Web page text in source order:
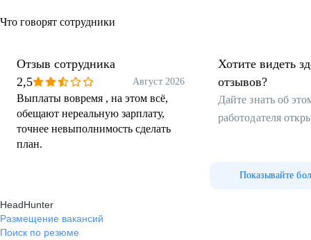
Что говорят сотрудники
Отзыв сотрудника
2,5
Август 2026
Выплаты вовремя , на этом всё,
обещают нереальную зарплату,
точнее невыполнимость сделать
план.
Хотите видеть
отзывов?
Дайте знать об
работодателя
Показывайте
HeadHunter
Размещение вакансий
Поиск по резюме